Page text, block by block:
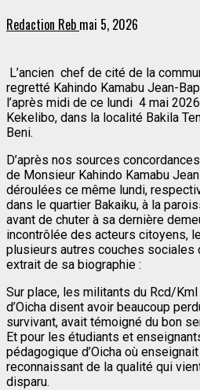
Redaction Reb mai 5, 2026
L’ancien chef de cité de la
regretté Kahindo Kamabu Jean-
l’après midi de ce lundi 4 mai
Kekelibo, dans la localité Bakila
Beni.
D’après nos sources
de Monsieur Kahindo Kamabu
déroulées ce même lundi,
dans le quartier Bakaiku, à la
avant de chuter à sa dernière
incontrôlée des acteurs citoyens,
plusieurs autres couches sociales
extrait de sa biographie :
Sur place, les militants du Rcd/
d’Oicha disent avoir beaucoup
survivant, avait témoigné du bon
Et pour les étudiants et
pédagogique d’Oicha où
reconnaissant de la qualité qui
disparu.